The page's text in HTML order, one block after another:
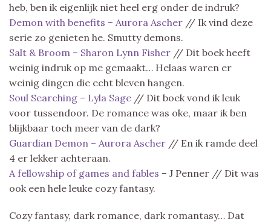
heb, ben ik eigenlijk niet heel erg onder de indruk?
Demon with benefits – Aurora Ascher // Ik vind deze
serie zo genieten he. Smutty demons.
Salt & Broom – Sharon Lynn Fisher // Dit boek heeft
weinig indruk op me gemaakt… Helaas waren er
weinig dingen die echt bleven hangen.
Soul Searching – Lyla Sage // Dit boek vond ik leuk
voor tussendoor. De romance was oke, maar ik ben
blijkbaar toch meer van de dark?
Guardian Demon – Aurora Ascher // En ik ramde deel
4 er lekker achteraan.
A fellowship of games and fables – J Penner // Dit was
ook een hele leuke cozy fantasy.
Cozy fantasy, dark romance, dark romantasy… Dat